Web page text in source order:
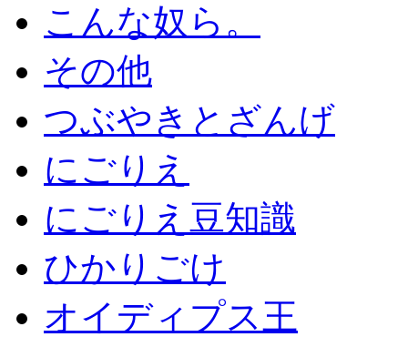
こんな奴ら。
その他
つぶやきとざんげ
にごりえ
にごりえ豆知識
ひかりごけ
オイディプス王